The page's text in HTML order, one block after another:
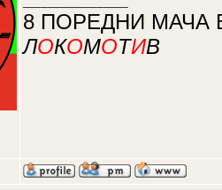
8 ПОРЕДНИ МАЧА
ЛОКОМОТИВ